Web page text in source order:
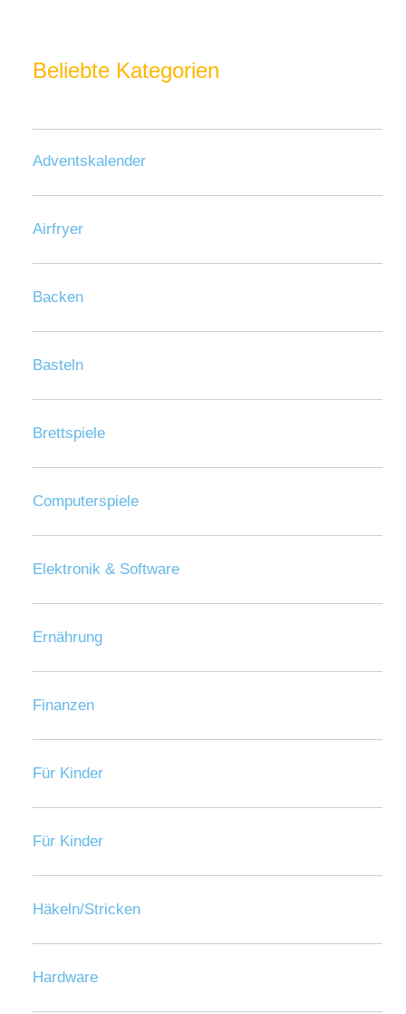
Beliebte Kategorien
Adventskalender
Airfryer
Backen
Basteln
Brettspiele
Computerspiele
Elektronik & Software
Ernährung
Finanzen
Für Kinder
Für Kinder
Häkeln/Stricken
Hardware